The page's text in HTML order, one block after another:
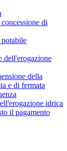
di
dell'erogazione
della
e di fermata
idrica
il pagamento